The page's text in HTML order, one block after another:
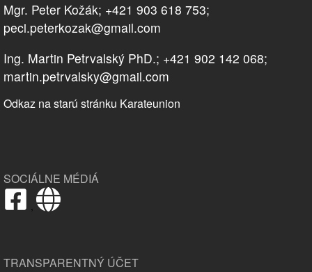
Mgr. Peter Kožák; +421 903 618 753;
peci.peterkozak@gmail.com
Ing. Martin Petrvalský PhD.; +421 902 142 068;
martin.petrvalsky@gmail.com
Odkaz na starú stránku Karateunion
SOCIÁLNE MÉDIÁ
,
TRANSPARENTNÝ ÚČET